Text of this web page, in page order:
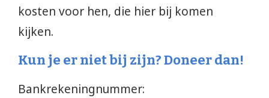
kosten voor hen, die hier bij komen
kijken.
Kun je er niet bij zijn? Doneer dan!
Bankrekeningnummer: